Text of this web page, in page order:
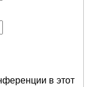
в этот